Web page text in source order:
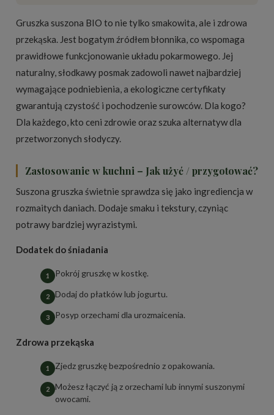
Gruszka suszona BIO to nie tylko smakowita, ale i zdrowa
przekąska. Jest bogatym źródłem błonnika, co wspomaga
prawidłowe funkcjonowanie układu pokarmowego. Jej
naturalny, słodkawy posmak zadowoli nawet najbardziej
wymagające podniebienia, a ekologiczne certyfikaty
gwarantują czystość i pochodzenie surowców. Dla kogo?
Dla każdego, kto ceni zdrowie oraz szuka alternatyw dla
przetworzonych słodyczy.
Zastosowanie w kuchni – Jak użyć / przygotować?
Suszona gruszka świetnie sprawdza się jako ingrediencja w
rozmaitych daniach. Dodaje smaku i tekstury, czyniąc
potrawy bardziej wyrazistymi.
Dodatek do śniadania
Pokrój gruszkę w kostkę.
Dodaj do płatków lub jogurtu.
Posyp orzechami dla urozmaicenia.
Zdrowa przekąska
Zjedz gruszkę bezpośrednio z opakowania.
Możesz łączyć ją z orzechami lub innymi suszonymi
owocami.